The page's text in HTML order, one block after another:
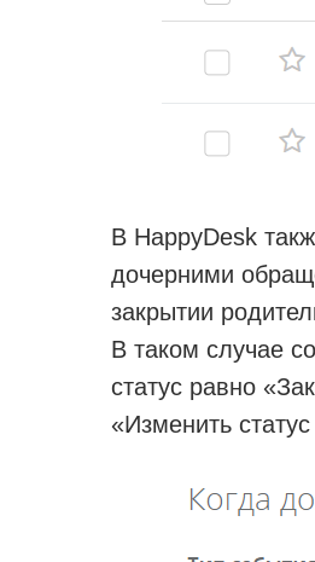
В HappyDesk
дочерними
закрытии
В таком случае
статус равно
«Изменить